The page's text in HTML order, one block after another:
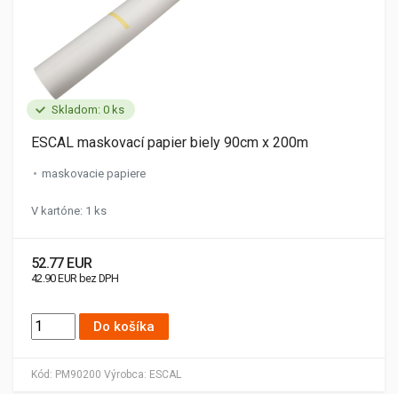
Skladom: 0 ks
Kód: PM90200 Výrobca: ESCAL
ESCAL maskovací papier biely 90cm x 200m
maskovacie papiere
V kartóne: 1 ks
52.77 EUR
42.90 EUR bez DPH
Do košíka